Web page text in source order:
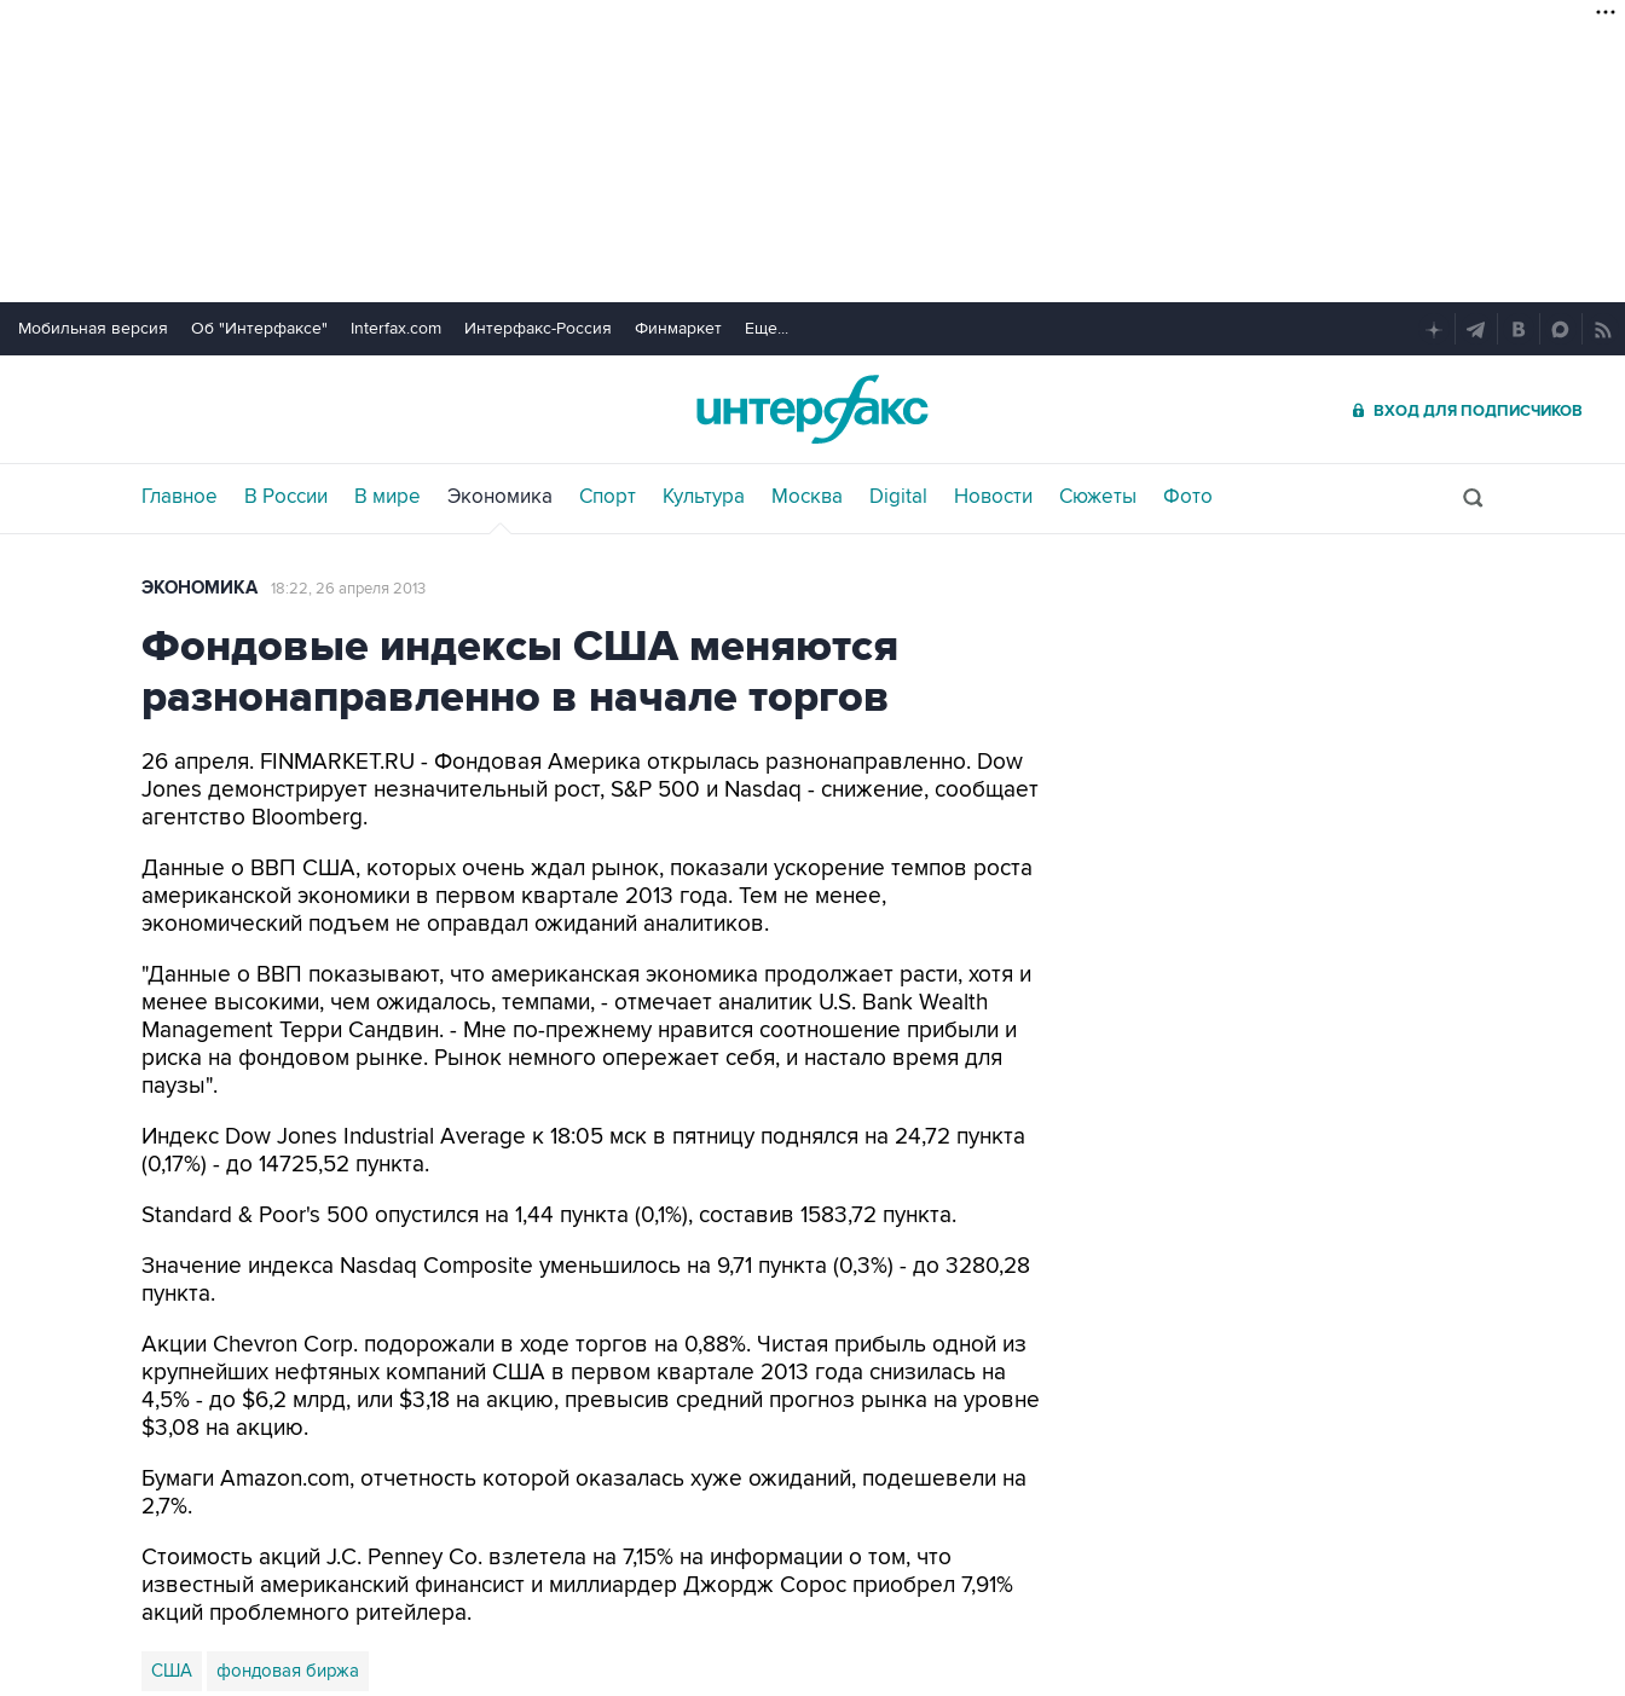
Мобильная версия Об "Интерфаксе" Interfax.com Интерфакс-Россия Финмаркет Еще...
ВХОД ДЛЯ ПОДПИСЧИКОВ
Главное В России В мире Экономика Спорт Культура Москва Digital Новости Сюжеты Фото
ЭКОНОМИКА 18:22, 26 апреля 2013
Фондовые индексы США меняются
разнонаправленно в начале торгов
26 апреля. FINMARKET.RU - Фондовая Америка открылась разнонаправленно. Dow
Jones демонстрирует незначительный рост, S&P 500 и Nasdaq - снижение, сообщает
агентство Bloomberg.
Данные о ВВП США, которых очень ждал рынок, показали ускорение темпов роста
американской экономики в первом квартале 2013 года. Тем не менее,
экономический подъем не оправдал ожиданий аналитиков.
"Данные о ВВП показывают, что американская экономика продолжает расти, хотя и
менее высокими, чем ожидалось, темпами, - отмечает аналитик U.S. Bank Wealth
Management Терри Сандвин. - Мне по-прежнему нравится соотношение прибыли и
риска на фондовом рынке. Рынок немного опережает себя, и настало время для
паузы".
Индекс Dow Jones Industrial Average к 18:05 мск в пятницу поднялся на 24,72 пункта
(0,17%) - до 14725,52 пункта.
Standard & Poor's 500 опустился на 1,44 пункта (0,1%), составив 1583,72 пункта.
Значение индекса Nasdaq Composite уменьшилось на 9,71 пункта (0,3%) - до 3280,28
пункта.
Акции Chevron Corp. подорожали в ходе торгов на 0,88%. Чистая прибыль одной из
крупнейших нефтяных компаний США в первом квартале 2013 года снизилась на
4,5% - до $6,2 млрд, или $3,18 на акцию, превысив средний прогноз рынка на уровне
$3,08 на акцию.
Бумаги Amazon.com, отчетность которой оказалась хуже ожиданий, подешевели на
2,7%.
Стоимость акций J.C. Penney Co. взлетела на 7,15% на информации о том, что
известный американский финансист и миллиардер Джордж Сорос приобрел 7,91%
акций проблемного ритейлера.
США фондовая биржа